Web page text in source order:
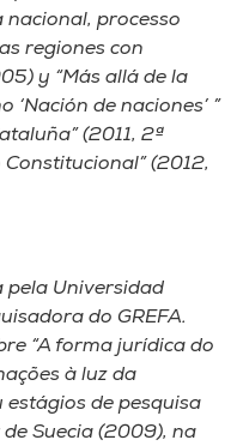
processo
regiones con
y “Más allá de la
‘Nación de naciones’ ”
(2011, 2ª
(2012,
pela Universidad
do GREFA.
“A forma jurídica do
à luz da
estágios de pesquisa
Suecia (2009), na